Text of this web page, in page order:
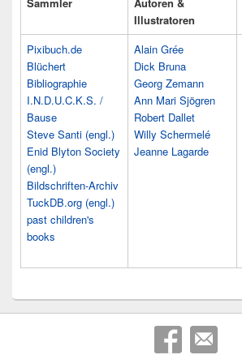
Illustratoren
Pixibuch.de
Blüchert
Bibliographie
I.N.D.U.C.K.S. /
Bause
Steve Santi (engl.)
Enid Blyton Society
(engl.)
Bildschriften-Archiv
TuckDB.org (engl.)
past children's
books
Alain Grée
Dick Bruna
Georg Zemann
Ann Mari Sjögren
Robert Dallet
Willy Schermelé
Jeanne Lagarde